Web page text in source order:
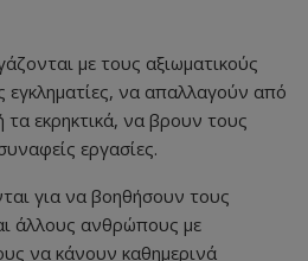
με τους αξιωματικούς
εγκληματίες, να απαλλαγούν από
εκρηκτικά, να βρουν τους
εργασίες.
για να βοηθήσουν τους
άλλους ανθρώπους με
να κάνουν καθημερινά